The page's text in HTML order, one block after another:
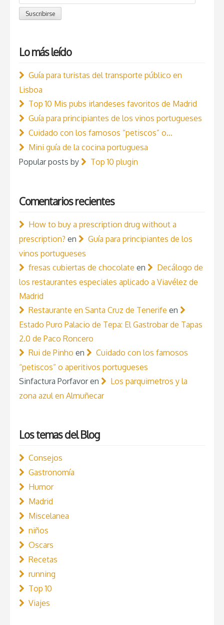
Subscription
Suscribirse
Lo más leído
Guía para turistas del transporte público en
Lisboa
Top 10 Mis pubs irlandeses favoritos de Madrid
Guía para principiantes de los vinos portugueses
Cuidado con los famosos “petiscos” o…
Mini guía de la cocina portuguesa
Popular posts by
Top 10 plugin
Comentarios recientes
How to buy a prescription drug without a
prescription? en
Guía para principiantes de los
vinos portugueses
fresas cubiertas de chocolate en
Decálogo de
los restaurantes especiales aplicado a Viavélez de
Madrid
Restaurante en Santa Cruz de Tenerife en
Estado Puro Palacio de Tepa: El Gastrobar de Tapas
2.0 de Paco Roncero
Rui de Pinho en
Cuidado con los famosos
“petiscos” o aperitivos portugueses
Sinfactura Porfavoren
Los parquimetros y la
zona azul en Almuñecar
Los temas del Blog
Consejos
Gastronomía
Humor
Madrid
Miscelanea
niños
Oscars
Recetas
running
Top 10
Viajes